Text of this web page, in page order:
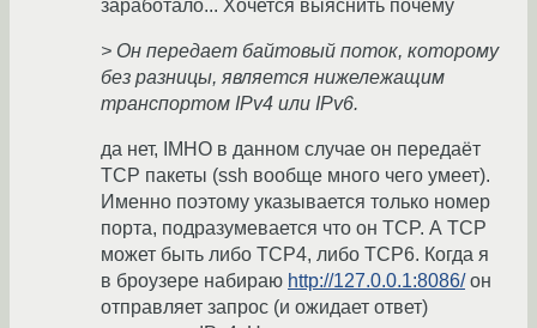
заработало... Хочется выяснить почему
> Он передает байтовый поток, которому
без разницы, является нижележащим
транспортом IPv4 или IPv6.
да нет, IMHO в данном случае он передаёт
TCP пакеты (ssh вообще много чего умеет).
Именно поэтому указывается только номер
порта, подразумевается что он TCP. А TCP
может быть либо TCP4, либо TCP6. Когда я
в броузере набираю http://127.0.0.1:8086/он
отправляет запрос (и ожидает ответ)